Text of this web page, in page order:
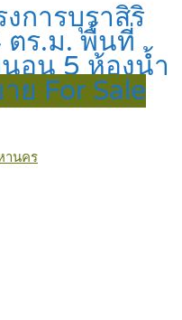
การบุราสิริ
ตร.ม. พื้นที่
อน 5 ห้องน้ำ
ย For Sale
านคร